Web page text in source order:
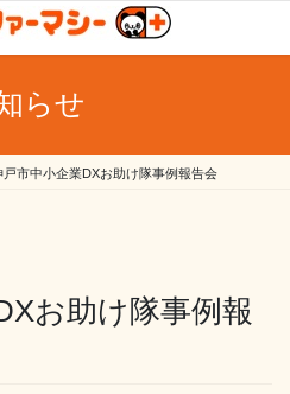
らせ
戸市中小企業DXお助け隊事例報告会
お助け隊事例報